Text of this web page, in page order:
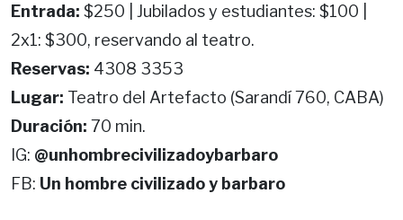
Entrada: $250 | Jubilados y estudiantes: $100 |
2x1: $300, reservando al teatro.
Reservas: 4308 3353
Lugar: Teatro del Artefacto (Sarandí 760, CABA)
Duración: 70 min.
IG: @unhombrecivilizadoybarbaro
FB: Un hombre civilizado y barbaro